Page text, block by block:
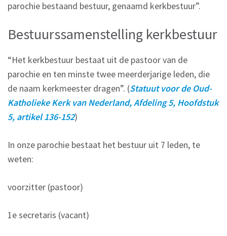
parochie bestaand bestuur, genaamd kerkbestuur”.
Bestuurssamenstelling kerkbestuur
“Het kerkbestuur bestaat uit de pastoor van de
parochie en ten minste twee meerderjarige leden, die
de naam kerkmeester dragen”. (Statuut voor de Oud-
Katholieke Kerk van Nederland, Afdeling 5, Hoofdstuk
5, artikel 136-152)
In onze parochie bestaat het bestuur uit 7 leden, te
weten:
voorzitter (pastoor)
1e secretaris (vacant)